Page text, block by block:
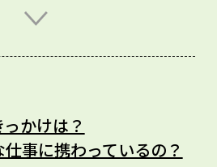
は正解がありません。予
ならず、自分だけが知っ
がることもあります。
ると、誰も登ったこと
かけは？
事に携わっているの？